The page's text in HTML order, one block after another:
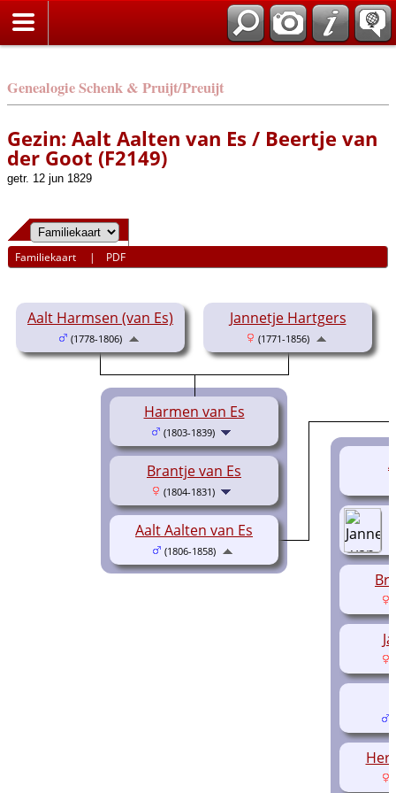
Genealogie Schenk & Pruijt/Preuijt
Gezin: Aalt Aalten van Es / Beertje van
der Goot (F2149)
getr. 12 jun 1829
Familiekaart | PDF
Aalt Harmsen (van Es)
(1778-1806)
Jannetje Hartgers
(1771-1856)
Harmen van Es
(1803-1839)
Brantje van Es
(1804-1831)
Aalt Aalten van Es
(1806-1858)